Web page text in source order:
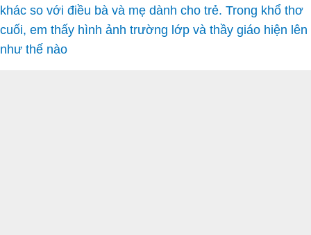
khác so với điều bà và mẹ dành cho trẻ. Trong khổ thơ
cuối, em thấy hình ảnh trường lớp và thầy giáo hiện lên
như thế nào